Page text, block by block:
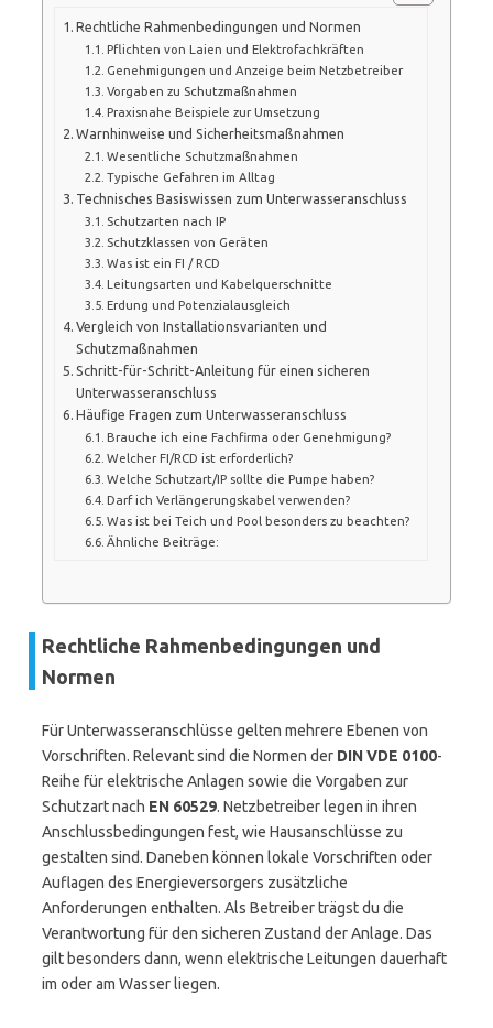
Rechtliche Rahmenbedingungen und Normen
Pflichten von Laien und Elektrofachkräften
Genehmigungen und Anzeige beim Netzbetreiber
Vorgaben zu Schutzmaßnahmen
Praxisnahe Beispiele zur Umsetzung
Warnhinweise und Sicherheitsmaßnahmen
Wesentliche Schutzmaßnahmen
Typische Gefahren im Alltag
Technisches Basiswissen zum Unterwasseranschluss
Schutzarten nach IP
Schutzklassen von Geräten
Was ist ein FI / RCD
Leitungsarten und Kabelquerschnitte
Erdung und Potenzialausgleich
Vergleich von Installationsvarianten und
Schutzmaßnahmen
Schritt-für-Schritt-Anleitung für einen sicheren
Unterwasseranschluss
Häufige Fragen zum Unterwasseranschluss
Brauche ich eine Fachfirma oder Genehmigung?
Welcher FI/RCD ist erforderlich?
Welche Schutzart/IP sollte die Pumpe haben?
Darf ich Verlängerungskabel verwenden?
Was ist bei Teich und Pool besonders zu beachten?
Ähnliche Beiträge:
Rechtliche Rahmenbedingungen und
Normen
Für Unterwasseranschlüsse gelten mehrere Ebenen von
Vorschriften. Relevant sind die Normen der DIN VDE 0100-
Reihe für elektrische Anlagen sowie die Vorgaben zur
Schutzart nach EN 60529. Netzbetreiber legen in ihren
Anschlussbedingungen fest, wie Hausanschlüsse zu
gestalten sind. Daneben können lokale Vorschriften oder
Auflagen des Energieversorgers zusätzliche
Anforderungen enthalten. Als Betreiber trägst du die
Verantwortung für den sicheren Zustand der Anlage. Das
gilt besonders dann, wenn elektrische Leitungen dauerhaft
im oder am Wasser liegen.